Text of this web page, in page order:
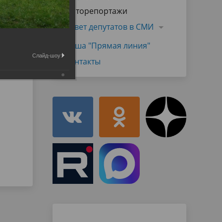
Муниципальная служба
Объявления
имущественного характера
Информационные материалы
Фоторепортажи
Совет депутатов в СМИ
Наша "Прямая линия"
Контакты
Слайд-шоу: